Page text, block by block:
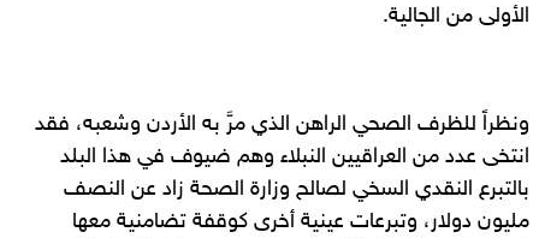
الأولى من الجالية.
ونظراً للظرف الصحي الراهن الذي مرَّ به الأردن وشعبه، فقد
انتخى عدد من العراقيين النبلاء وهم ضيوف في هذا البلد
بالتبرع النقدي السخي لصالح وزارة الصحة زاد عن النصف
مليون دولار، وتبرعات عينية أخرى كوقفة تضامنية معها